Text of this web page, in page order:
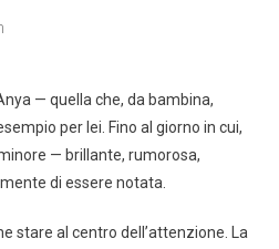
— quella che, da bambina,
per lei. Fino al giorno in cui,
— brillante, rumorosa,
di essere notata.
stare al centro dell’attenzione. La